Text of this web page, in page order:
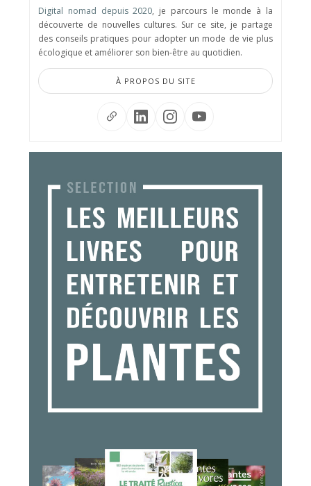
Digital nomad depuis 2020, je parcours le monde à la
découverte de nouvelles cultures. Sur ce site, je partage
des conseils pratiques pour adopter un mode de vie plus
écologique et améliorer son bien-être au quotidien.
À PROPOS DU SITE